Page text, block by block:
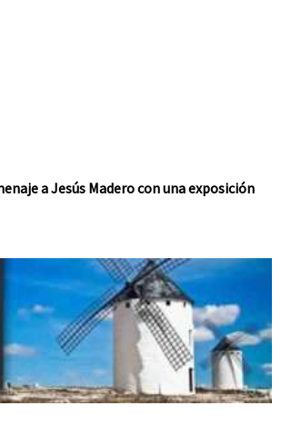
a Jesús Madero con una exposición